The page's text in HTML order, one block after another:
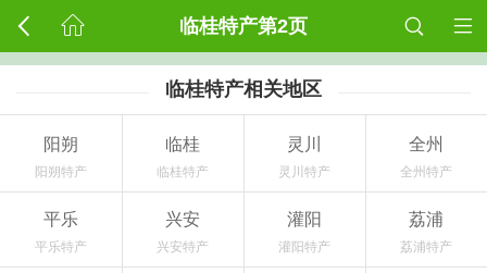
临桂特产第2页
临桂特产相关地区
阳朔
阳朔特产
临桂
临桂特产
灵川
灵川特产
全州
全州特产
平乐
平乐特产
兴安
兴安特产
灌阳
灌阳特产
荔浦
荔浦特产